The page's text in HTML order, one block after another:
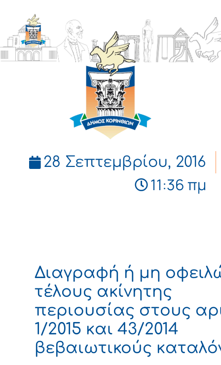
ΔΗΜΟΣ
ΚΟΡΙΝΘΙΩΝ
28 Σεπτεμβρίου, 2016
11:36 πμ
Διαγραφή ή μη
τέλους ακίνητης
περιουσίας στους
1/2015 και 43/2014
βεβαιωτικούς